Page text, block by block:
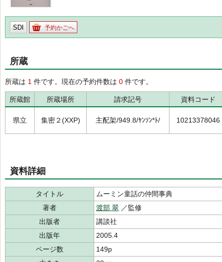
SDI 予約かごへ
所蔵
所蔵は 1 件です。現在の予約件数は 0 件です。
所蔵館 所蔵場所 請求記号 資料コード
県立 集密２(XXP) 主配架/949.8/ﾔﾝｿﾝ*ﾄ/ 10213378046
資料詳細
タイトル
ムーミン童話の仲間事典
著者
渡部 翠 ／監修
出版者
講談社
出版年
2005.4
ページ数
149p